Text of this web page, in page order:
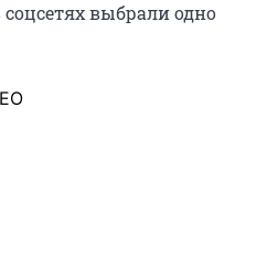
соцсетях выбрали одно